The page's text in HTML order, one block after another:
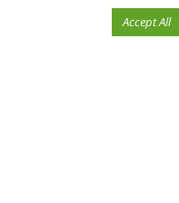
Load MoreAccept All